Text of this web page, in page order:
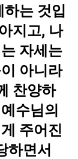
는 것입
지고, 나
자세는
아니라
찬양하
수님의
주어진
하면서